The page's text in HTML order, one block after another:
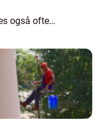
også ofte
til andre